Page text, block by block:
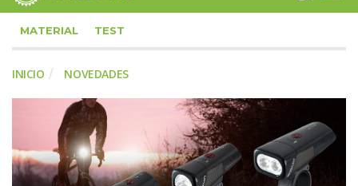
MATERIAL TEST
INICIO NOVEDADES